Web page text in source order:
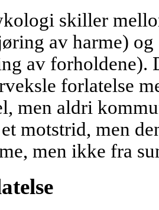
skiller
av harme) og
av forholdene).
forlatelse
men aldri
motstrid, men
men ikke fra